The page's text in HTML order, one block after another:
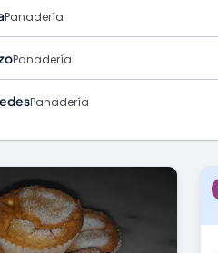
Panadería
Panadería
Panadería